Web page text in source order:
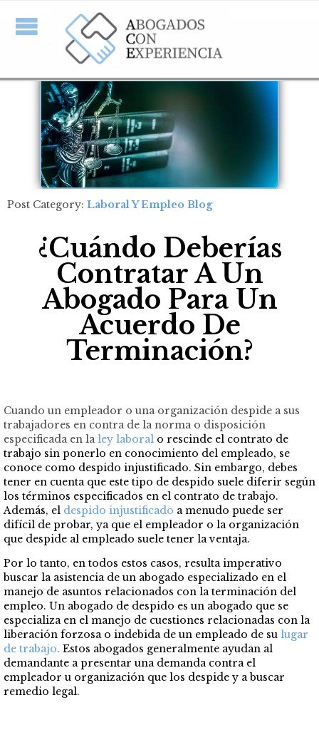
Post Category: Laboral Y Empleo Blog
¿Cuándo Deberías
Contratar A Un
Abogado Para Un
Acuerdo De
Terminación?
Cuando un empleador o una organización despide a sus
trabajadores en contra de la norma o disposición
especificada en laley laboral o rescinde el contrato de
trabajo sin ponerlo en conocimiento del empleado, se
conoce como despido injustificado. Sin embargo, debes
tener en cuenta que este tipo de despido suele diferir según
los términos especificados en el contrato de trabajo.
Además, el despido injustificado a menudo puede ser
difícil de probar, ya que el empleador o la organización
que despide al empleado suele tener la ventaja.
Por lo tanto, en todos estos casos, resulta imperativo
buscar la asistencia de un abogado especializado en el
manejo de asuntos relacionados con la terminación del
empleo. Un abogado de despido es un abogado que se
especializa en el manejo de cuestiones relacionadas con la
liberación forzosa o indebida de un empleado de su lugar
de trabajo. Estos abogados generalmente ayudan al
demandante a presentar una demanda contra el
empleador u organización que los despide y a buscar
remedio legal.